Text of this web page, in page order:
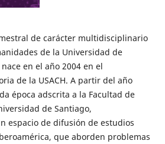
de carácter multidisciplinario
de la Universidad de
en el año 2004 en el
de la USACH. A partir del año
época adscrita a la Facultad de
de Santiago,
espacio de difusión de estudios
que aborden problemas